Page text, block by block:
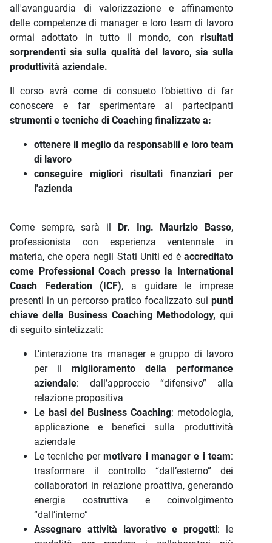
all'avanguardia di valorizzazione e affinamento
delle competenze di manager e loro team di lavoro
ormai adottato in tutto il mondo, con risultati
sorprendenti sia sulla qualità del lavoro, sia sulla
produttività aziendale.
Il corso avrà come di consueto l’obiettivo di far
conoscere e far sperimentare ai partecipanti
strumenti e tecniche di Coaching finalizzate a:
ottenere il meglio da responsabili e loro team
di lavoro
conseguire migliori risultati finanziari per
l'azienda
Come sempre, sarà il Dr. Ing. Maurizio Basso,
professionista con esperienza ventennale in
materia, che opera negli Stati Uniti ed è accreditato
come Professional Coach presso la International
Coach Federation (ICF), a guidare le imprese
presenti in un percorso pratico focalizzato sui punti
chiave della Business Coaching Methodology, qui
di seguito sintetizzati:
L’interazione tra manager e gruppo di lavoro
per il miglioramento della performance
aziendale: dall’approccio “difensivo” alla
relazione propositiva
Le basi del Business Coaching: metodologia,
applicazione e benefici sulla produttività
aziendale
Le tecniche permotivare i manager e i team:
trasformare il controllo “dall’esterno” dei
collaboratori in relazione proattiva, generando
energia costruttiva e coinvolgimento
“dall’interno”
Assegnare attività lavorative e progetti: le